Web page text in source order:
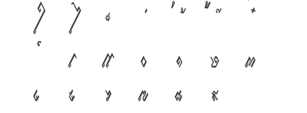
ใ
ไ
เ
แ ๐ ๑ ๒
๓
๔
๕ ๖ ๗ ๘ ๙